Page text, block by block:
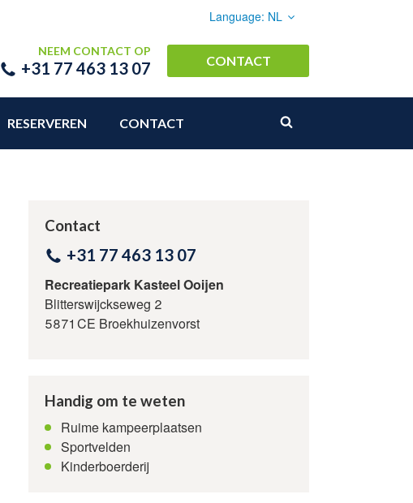
Language: NL
Nederlands
CONTACT
NEEM CONTACT OP
+31 77 463 13 07
RESERVEREN CONTACT
Contact
+31 77 463 13 07
Recreatiepark Kasteel Ooijen
Blitterswijckseweg 2
5871 CE Broekhuizenvorst
Handig om te weten
Ruime kampeerplaatsen
Sportvelden
Kinderboerderij